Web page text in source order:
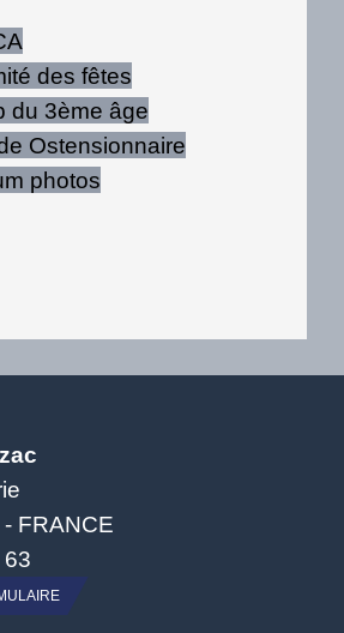
des fêtes
du 3ème âge
Ostensionnaire
photos
FRANCE